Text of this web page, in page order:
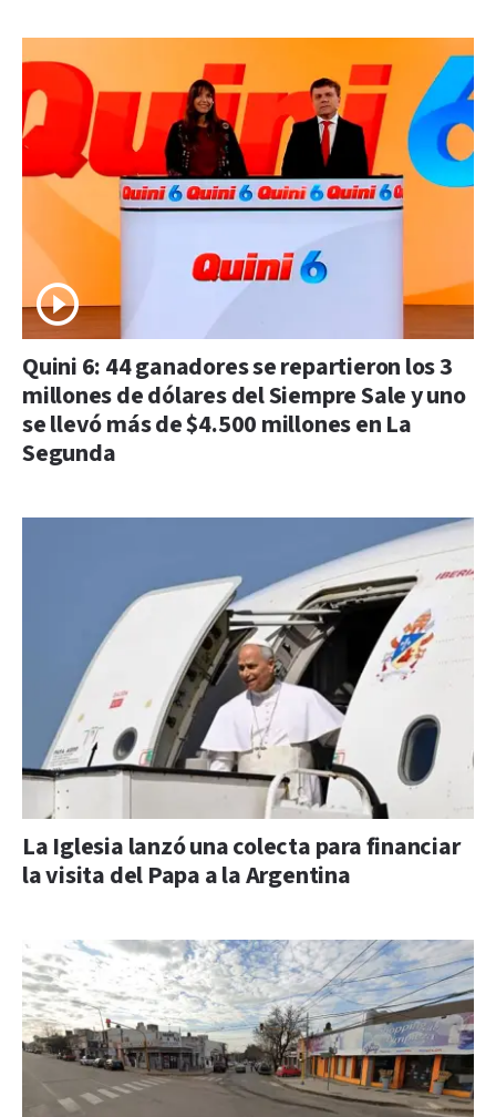
Quini 6: 44 ganadores se repartieron los 3
millones de dólares del Siempre Sale y uno
se llevó más de $4.500 millones en La
Segunda
La Iglesia lanzó una colecta para financiar
la visita del Papa a la Argentina